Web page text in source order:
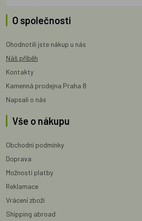
O společnosti
Ohodnotili jste nákup u nás
Náš příběh
Kontakty
Kamenná prodejna Praha 8
Napsali o nás
Vše o nákupu
Obchodní podmínky
Doprava
Možnosti platby
Reklamace
Vrácení zboží
Shipping abroad